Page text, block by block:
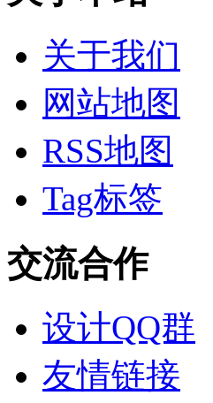
关于我们
网站地图
RSS地图
Tag标签
交流合作
设计QQ群
友情链接